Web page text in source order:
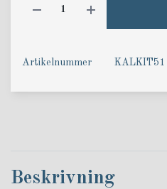
Artikelnummer KALKIT51
Beskrivning